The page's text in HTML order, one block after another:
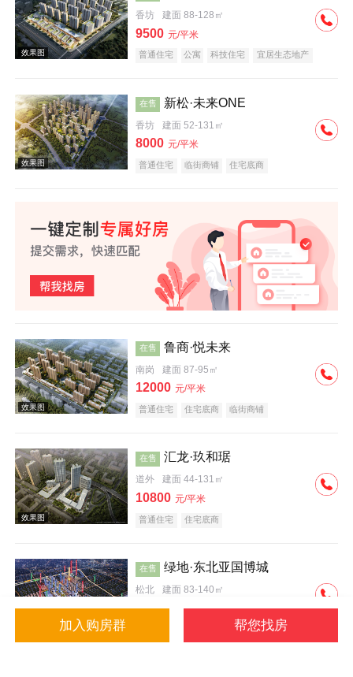
效果图
效果图
效果图
香坊 建面 88-128㎡
9500 元/平米
普通住宅 公寓 科技住宅
宜居生态地产
在售 新松·未来ONE
香坊 建面 52-131㎡
8000 元/平米
普通住宅 临街商铺 住宅底商
在售 鲁商·悦未来
南岗 建面 87-95㎡
12000 元/平米
普通住宅 住宅底商 临街商铺
在售 汇龙·玖和琚
道外 建面 44-131㎡
10800 元/平米
普通住宅 住宅底商
在售 绿地·东北亚国博城
松北 建面 83-140㎡
9600 元/平米
普通住宅
加入购房群 帮您找房